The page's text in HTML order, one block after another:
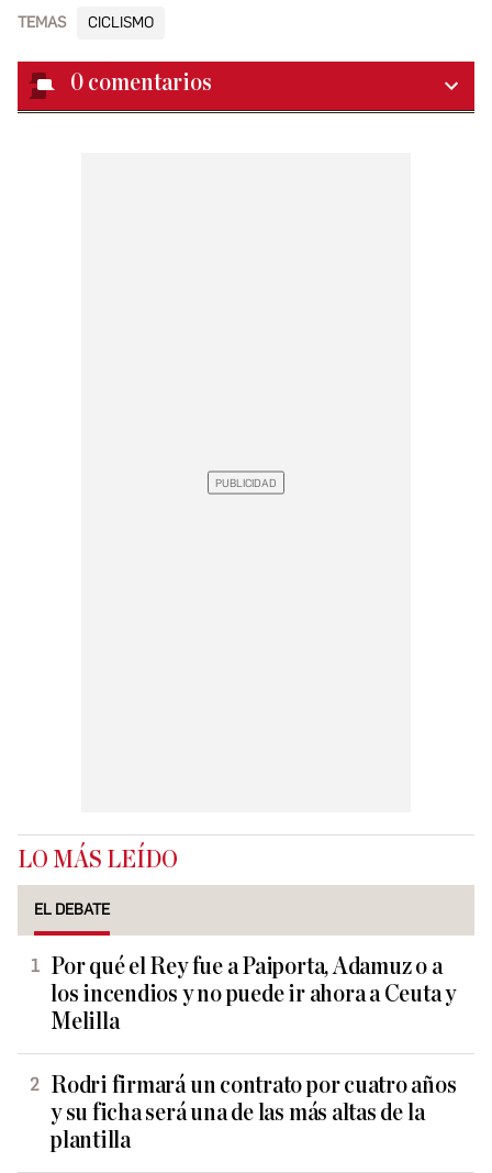
TEMAS CICLISMO
0 comentarios
LO MÁS LEÍDO
EL DEBATE
Por qué el Rey fue a Paiporta, Adamuz o a
los incendios y no puede ir ahora a Ceuta y
Melilla
Rodri firmará un contrato por cuatro años
y su ficha será una de las más altas de la
plantilla